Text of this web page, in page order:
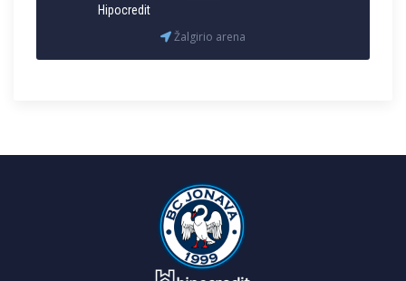
Hipocredit
Žalgirio arena